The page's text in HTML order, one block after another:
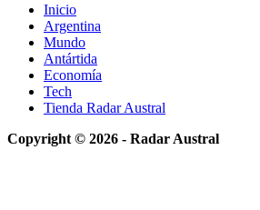
Inicio
Argentina
Mundo
Antártida
Economía
Tech
Tienda Radar Austral
Copyright © 2026 - Radar Austral